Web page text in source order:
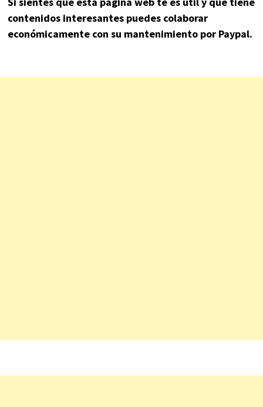
contenidos interesantes puedes colaborar
económicamente con su mantenimiento por Paypal.